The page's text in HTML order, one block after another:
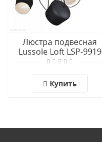
Люстра подвесная
Lussole Loft LSP-9919
Купить